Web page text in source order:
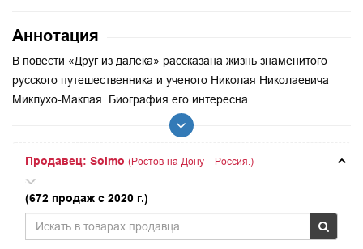
Аннотация
В повести «Друг из далека» рассказана жизнь знаменитого
русского путешественника и ученого Николая Николаевича
Миклухо-Маклая. Биография его интересна...
Продавец: Solmo (Ростов-на-Дону – Россия.)
(672 продаж с 2020 г.)